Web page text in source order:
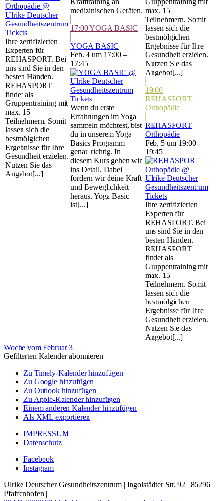
Tickets
Ihre zertifizierten
Experten für
REHASPORT. Bei
uns sind Sie in den
besten Händen.
REHASPORT
findet als
Gruppentraining mit
max. 15
Teilnehmern. Somit
lassen sich die
bestmölgichen
Ergebnisse für Ihre
Gesundheit erzielen.
Nutzen Sie das
Angebot[...]
Krafttraining an
medizinischen Geräten.
17:00YOGA BASIC
YOGA BASIC
Feb. 4 um 17:00 –
17:45
Tickets
Wenn du erste
Erfahrungen im Yoga
sammeln möchtest, bist
du in unserem Yoga
Basics Programm
genau richtig. In
diesem Kurs gehen wir
ins Detail. Dabei
fordern wir deine Kraft
und Beweglichkeit
heraus. Yoga Basic
ist[...]
Gruppentraining mit
max. 15
Teilnehmern. Somit
lassen sich die
bestmölgichen
Ergebnisse für Ihre
Gesundheit erzielen.
Nutzen Sie das
Angebot[...]
19:00
REHASPORT
Orthopädie
REHASPORT
Orthopädie
Feb. 5 um 19:00 –
19:45
Tickets
Ihre zertifizierten
Experten für
REHASPORT. Bei
uns sind Sie in den
besten Händen.
REHASPORT
findet als
Gruppentraining mit
max. 15
Teilnehmern. Somit
lassen sich die
bestmölgichen
Ergebnisse für Ihre
Gesundheit erzielen.
Nutzen Sie das
Angebot[...]
Woche vom Februar 3
Gefilterten Kalender abonnieren
Zu Timely-Kalender hinzufügen
Zu Google hinzufügen
Zu Outlook hinzufügen
Zu Apple-Kalender hinzufügen
Einem anderen Kalender hinzufügen
Als XML exportieren
IMPRESSUM
Datenschutz
Facebook
Instagram
Ulrike Deutscher Gesundheitszentrum | Ingolstädter Str. 92 | 85296
Pfaffenhofen |